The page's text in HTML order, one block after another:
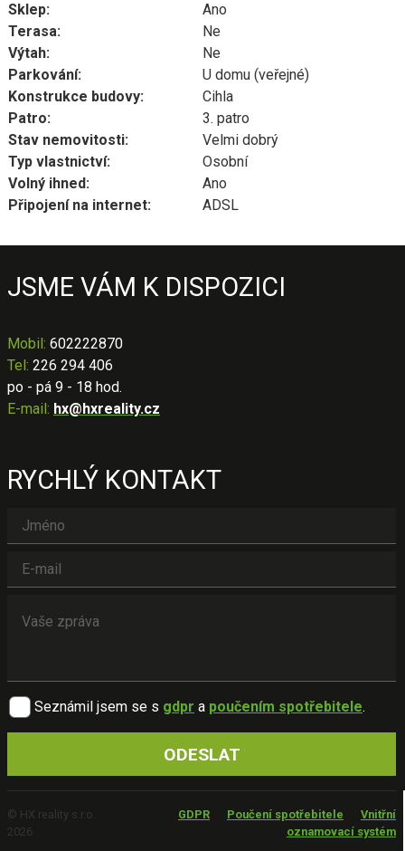
Sklep:
Ano
Terasa:
Ne
Výtah:
Ne
Parkování:
U domu (veřejné)
Konstrukce budovy:
Cihla
Patro:
3. patro
Stav nemovitosti:
Velmi dobrý
Typ vlastnictví:
Osobní
Volný ihned:
Ano
Připojení na internet:
ADSL
JSME VÁM K DISPOZICI
Mobil: 602222870
Tel: 226 294 406
po - pá 9 - 18 hod.
E-mail: hx@hxreality.cz
RYCHLÝ KONTAKT
Seznámil jsem se s gdpr a poučením spotřebitele.
© HX reality s.r.o.
2026
GDPR Poučení spotřebitele
Vnitřní
oznamovací systém